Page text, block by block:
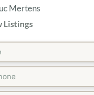
Mertens
Listings